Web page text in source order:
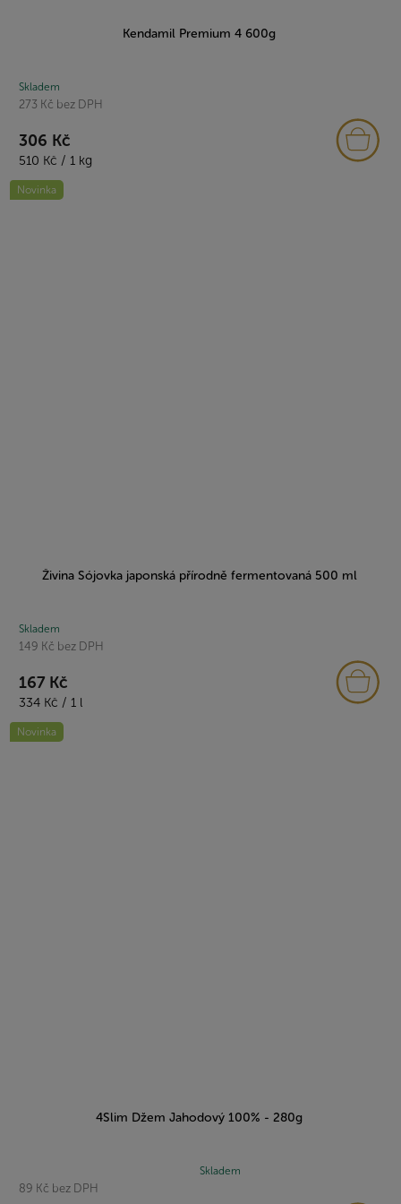
Kendamil Premium 4 600g
Skladem
273 Kč bez DPH
306 Kč
Měrná
cena:
510 Kč / 1 kg
Novinka
Živina Sójovka japonská přírodně fermentovaná 500 ml
Skladem
149 Kč bez DPH
167 Kč
Měrná
cena:
334 Kč / 1 l
Novinka
4Slim Džem Jahodový 100% - 280g
hodnocení
Skladem
89 Kč bez DPH